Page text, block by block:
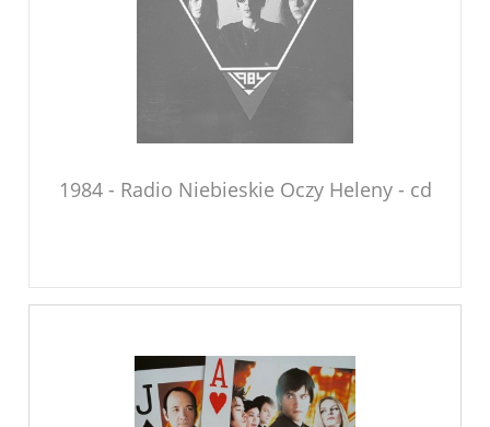
1984 - Radio Niebieskie Oczy Heleny - cd